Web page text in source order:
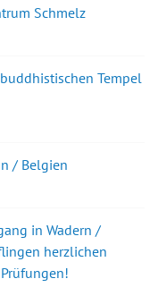
Schmelz
Tempel
/ Belgien
in Wadern /
herzlichen